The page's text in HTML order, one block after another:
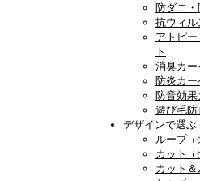
防ダニ・
抗ウィル
アトピ
ト
消臭カー
防炎カー
防音効果
遊び毛防
デザインで選ぶ
ループ
カット
カット